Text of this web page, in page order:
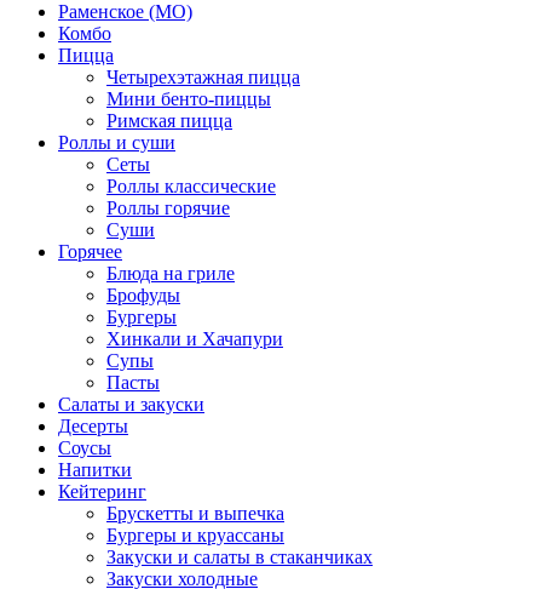
Раменское (МО)
Комбо
Пицца
Четырехэтажная пицца
Мини бенто-пиццы
Римская пицца
Роллы и суши
Сеты
Роллы классические
Роллы горячие
Суши
Горячее
Блюда на гриле
Брофуды
Бургеры
Хинкали и Хачапури
Супы
Пасты
Салаты и закуски
Десерты
Соусы
Напитки
Кейтеринг
Брускетты и выпечка
Бургеры и круассаны
Закуски и салаты в стаканчиках
Закуски холодные